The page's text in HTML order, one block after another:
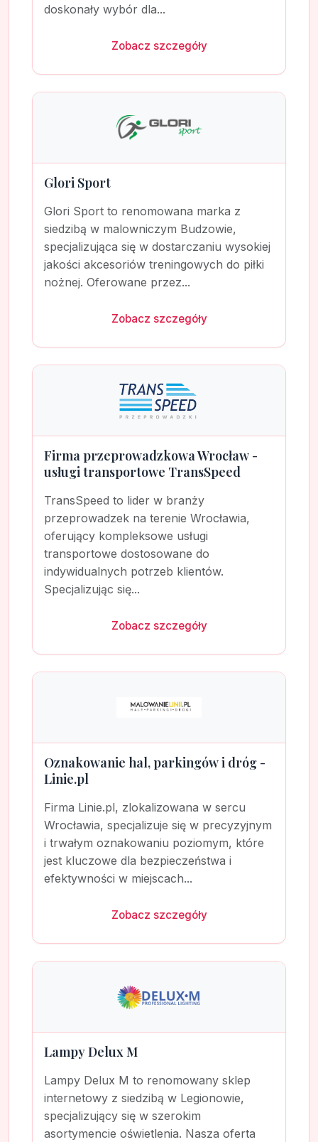
doskonały wybór dla...
Zobacz szczegóły
Glori Sport
Glori Sport to renomowana marka z
siedzibą w malowniczym Budzowie,
specjalizująca się w dostarczaniu wysokiej
jakości akcesoriów treningowych do piłki
nożnej. Oferowane przez...
Zobacz szczegóły
Firma przeprowadzkowa Wrocław -
usługi transportowe TransSpeed
TransSpeed to lider w branży
przeprowadzek na terenie Wrocławia,
oferujący kompleksowe usługi
transportowe dostosowane do
indywidualnych potrzeb klientów.
Specjalizując się...
Zobacz szczegóły
Oznakowanie hal, parkingów i dróg -
Linie.pl
Firma Linie.pl, zlokalizowana w sercu
Wrocławia, specjalizuje się w precyzyjnym
i trwałym oznakowaniu poziomym, które
jest kluczowe dla bezpieczeństwa i
efektywności w miejscach...
Zobacz szczegóły
Lampy Delux M
Lampy Delux M to renomowany sklep
internetowy z siedzibą w Legionowie,
specjalizujący się w szerokim
asortymencie oświetlenia. Nasza oferta